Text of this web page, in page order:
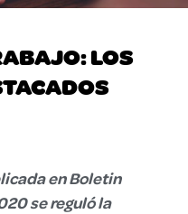
LOS
en Boletin
se reguló la